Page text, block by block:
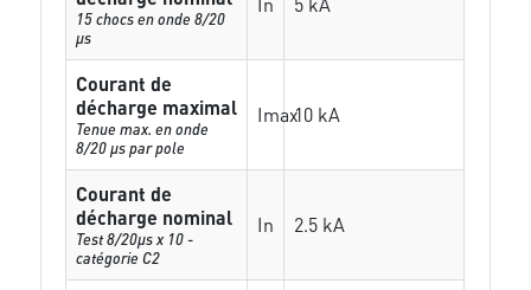
15 chocs en onde 8/20
µs
Courant de
décharge maximal
Tenue max. en onde
8/20 µs par pole
Imax10 kA
Courant de
décharge nominal
Test 8/20µs x 10 -
catégorie C2
In 2.5 kA